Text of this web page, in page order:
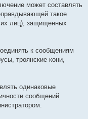
может составлять
такое
лиц), защищенных
к сообщениям
троянские кони,
одинаковые
сообщений